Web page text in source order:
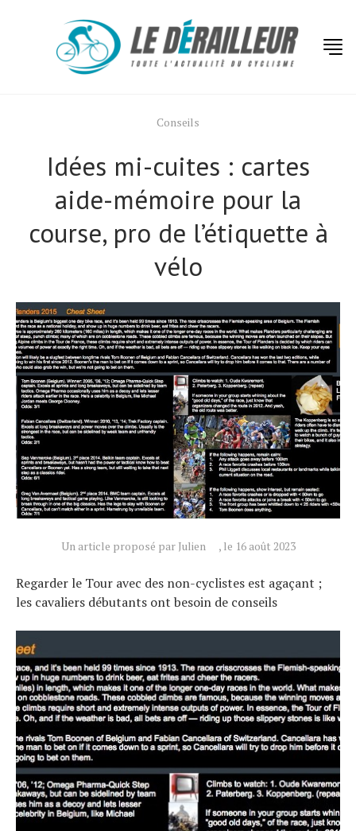
Conseils
Idées mi-cuites : cartes
aide-mémoire pour la
course, pro de l’étiquette à
vélo
Un article proposé par Julien , le 16 août 2023
Regarder le Tour avec des non-cyclistes est agaçant ;
les cavaliers débutants ont besoin de conseils